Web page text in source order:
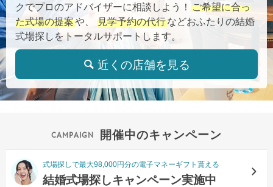
クでプロのアドバイザーに相談しよう！ ご希望に合っ
た式場の提案や、 見学予約の代行などおふたりの結婚
式場探しをトータルサポートします。
近くの店舗を見る
開催中のキャンペーン
式場探しで最大98,000円分の電子マネーギフト貰える
結婚式場探しキャンペーン実施中